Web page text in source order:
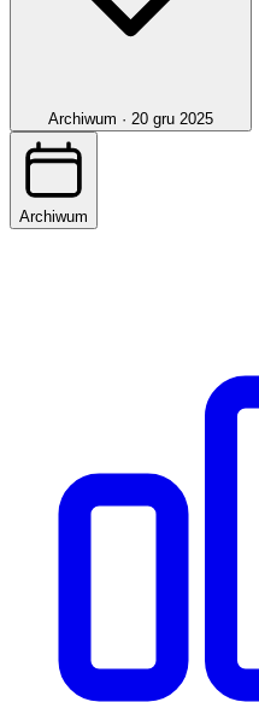
Archiwum · 20 gru 2025
Archiwum